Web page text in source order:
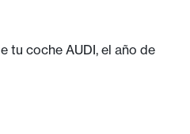
tu coche AUDI, el año de